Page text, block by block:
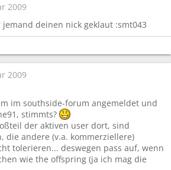
2009
deinen nick geklaut :smt043
2009
im southside-forum angemeldet und
stimmts?
der aktiven user dort, sind
die andere (v.a. kommerziellere)
tolerieren... deswegen pass auf, wenn
wie the offspring (ja ich mag die